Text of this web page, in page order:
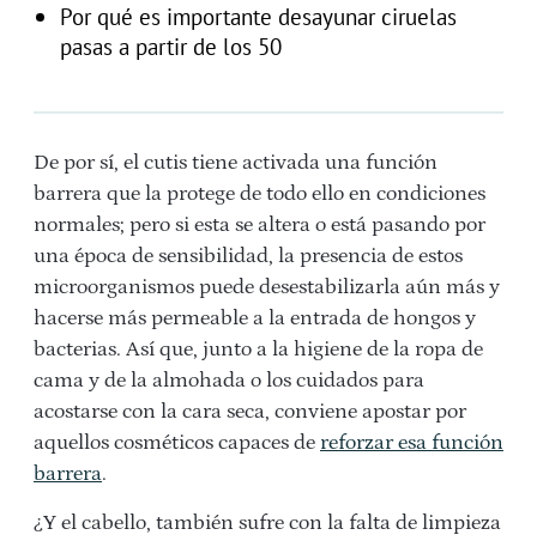
Por qué es importante desayunar ciruelas
pasas a partir de los 50
De por sí, el cutis tiene activada una función
barrera que la protege de todo ello en condiciones
normales; pero si esta se altera o está pasando por
una época de sensibilidad, la presencia de estos
microorganismos puede desestabilizarla aún más y
hacerse más permeable a la entrada de hongos y
bacterias. Así que, junto a la higiene de la ropa de
cama y de la almohada o los cuidados para
acostarse con la cara seca, conviene apostar por
aquellos cosméticos capaces de reforzar esa función
barrera.
¿Y el cabello, también sufre con la falta de limpieza